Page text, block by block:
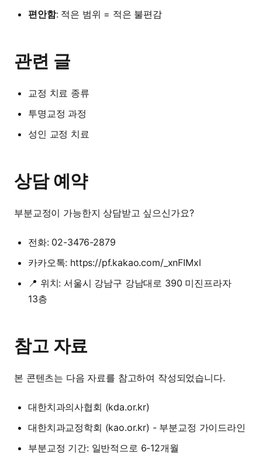
편안함: 적은 범위 = 적은 불편감
관련 글
교정 치료 종류
투명교정 과정
성인 교정 치료
상담 예약
부분교정이 가능한지 상담받고 싶으신가요?
전화: 02-3476-2879
카카오톡: https://pf.kakao.com/_xnFIMxl
📍 위치: 서울시 강남구 강남대로 390 미진프라자
13층
참고 자료
본 콘텐츠는 다음 자료를 참고하여 작성되었습니다.
대한치과의사협회 (kda.or.kr)
대한치과교정학회 (kao.or.kr) - 부분교정 가이드라인
부분교정 기간: 일반적으로 6-12개월